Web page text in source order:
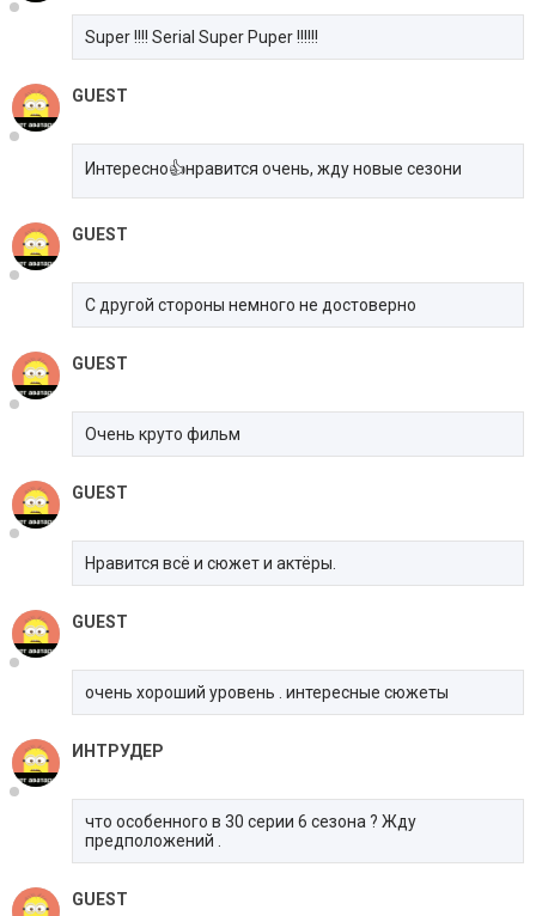
Super !!!! Serial Super Puper !!!!!!
GUEST
Интересно👍нравится очень, жду новые сезони
GUEST
С другой стороны немного не достоверно
GUEST
Очень круто фильм
GUEST
Нравится всё и сюжет и актёры.
GUEST
очень хороший уровень . интересные сюжеты
ИНТРУДЕР
что особенного в 30 серии 6 сезона ? Жду
предположений .
GUEST